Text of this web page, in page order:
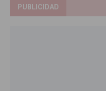
PUBLICIDAD